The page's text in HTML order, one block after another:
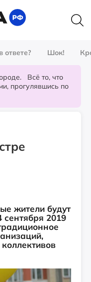
ответе? Шок!
Всё то, что
прогулявшись по
жители будут
сентября 2019